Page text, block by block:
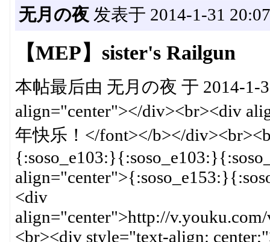
无月の夜发表于 2014-1-31
【MEP】sister's Railgun
本帖最后由 无月の夜 于 2014-1-
align="center"></div><br><div
年快乐！</font></b></
<div
align="center">http://
<br><div style="text-align: